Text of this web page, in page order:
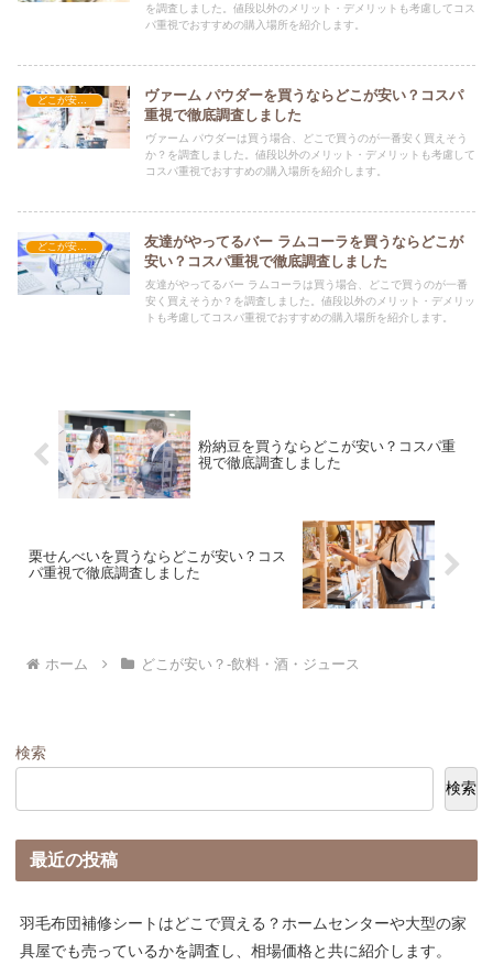
を調査しました。値段以外のメリット・デメリットも考慮してコス
パ重視でおすすめの購入場所を紹介します。
ヴァーム パウダーを買うならどこが安い？コスパ
重視で徹底調査しました
ヴァーム パウダーは買う場合、どこで買うのが一番安く買えそう
か？を調査しました。値段以外のメリット・デメリットも考慮して
コスパ重視でおすすめの購入場所を紹介します。
友達がやってるバー ラムコーラを買うならどこが
安い？コスパ重視で徹底調査しました
友達がやってるバー ラムコーラは買う場合、どこで買うのが一番
安く買えそうか？を調査しました。値段以外のメリット・デメリッ
トも考慮してコスパ重視でおすすめの購入場所を紹介します。
粉納豆を買うならどこが安い？コスパ重
視で徹底調査しました
栗せんべいを買うならどこが安い？コス
パ重視で徹底調査しました
ホーム どこが安い？-飲料・酒・ジュース
検索
検索
最近の投稿
羽毛布団補修シートはどこで買える？ホームセンターや大型の家
具屋でも売っているかを調査し、相場価格と共に紹介します。